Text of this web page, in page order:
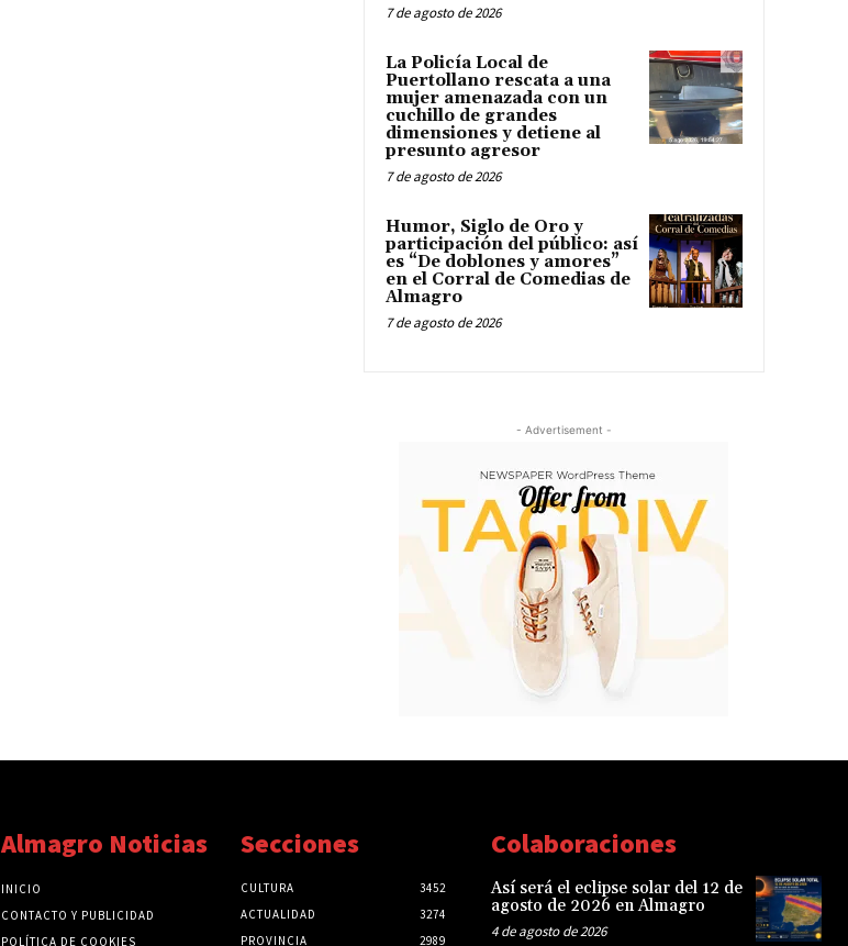
7 de agosto de 2026
La Policía Local de
Puertollano rescata a una
mujer amenazada con un
cuchillo de grandes
dimensiones y detiene al
presunto agresor
7 de agosto de 2026
Humor, Siglo de Oro y
participación del público: así
es “De doblones y amores”
en el Corral de Comedias de
Almagro
7 de agosto de 2026
- Advertisement -
Almagro Noticias
INICIO
CONTACTO Y PUBLICIDAD
POLÍTICA DE COOKIES
Secciones
CULTURA
3452
ACTUALIDAD
3274
PROVINCIA
2989
Colaboraciones
Así será el eclipse solar del 12 de
agosto de 2026 en Almagro
4 de agosto de 2026